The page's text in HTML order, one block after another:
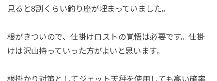
見ると8割くらい釣り座が埋まっていました。
根がきついので、仕掛けロストの覚悟は必要です。仕掛
けは沢山持っていった方がよいと思います。
根掛かり対策としてジェット天秤を使用しても高い確率